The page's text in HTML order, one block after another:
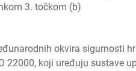
3. točkom (b)
okvira sigurnosti
22000, koji uređuju sustave